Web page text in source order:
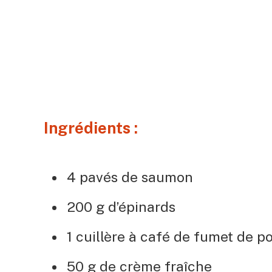
Ingrédients :
4 pavés de saumon
200 g d’épinards
1 cuillère à café de fumet de
50 g de crème fraîche